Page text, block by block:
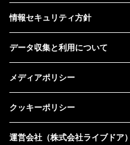
情報セキュリティ方針
データ収集と利用について
メディアポリシー
クッキーポリシー
運営会社（株式会社ライブドア）